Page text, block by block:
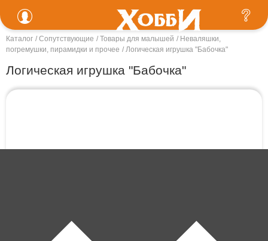
Каталог Сопутствующие Товары для малышей
Неваляшки,
погремушки, пирамидки и прочее
Логическая игрушка "Бабочка"
Логическая игрушка "Бабочка"